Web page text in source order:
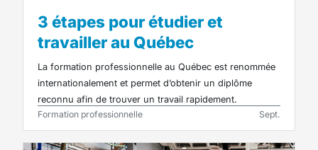
3 étapes pour étudier et
travailler au Québec
La formation professionnelle au Québec est renommée
internationalement et permet d’obtenir un diplôme
reconnu afin de trouver un travail rapidement.
Formation professionnelle
Sept.